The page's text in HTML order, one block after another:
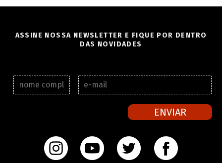
ASSINE NOSSA NEWSLETTER E FIQUE POR DENTRO
DAS NOVIDADES
N
o
ENVIAR